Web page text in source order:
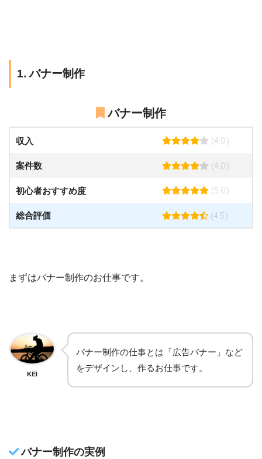
1. バナー制作
バナー制作
収入 (4.0)
案件数 (4.0)
初心者おすすめ度 (5.0)
総合評価 (4.5)
まずはバナー制作のお仕事です。
KEI
バナー制作の仕事とは「広告バナー」など
をデザインし、作るお仕事です。
バナー制作の実例